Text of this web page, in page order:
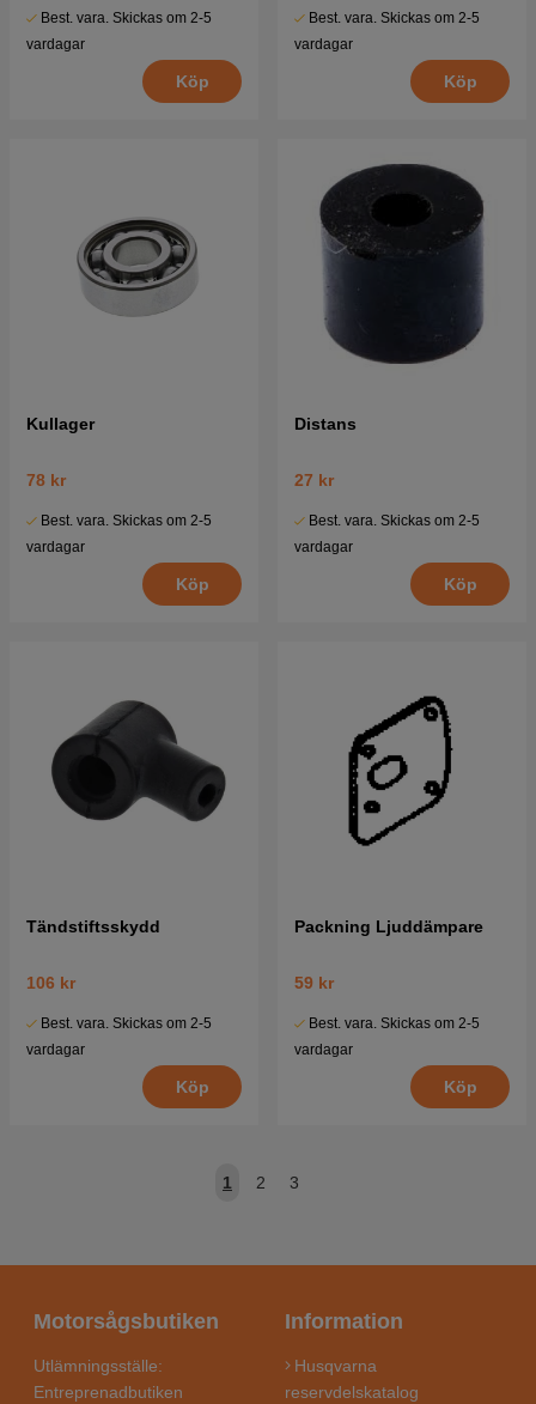
Best. vara. Skickas om 2-5
vardagar
Köp
Best. vara. Skickas om 2-5
vardagar
Köp
Kullager
78 kr
Best. vara. Skickas om 2-5
vardagar
Köp
Distans
27 kr
Best. vara. Skickas om 2-5
vardagar
Köp
Tändstiftsskydd
106 kr
Best. vara. Skickas om 2-5
vardagar
Köp
Packning Ljuddämpare
59 kr
Best. vara. Skickas om 2-5
vardagar
Köp
1 2 3
Motorsågsbutiken
Utlämningsställe:
Entreprenadbutiken
Information
Husqvarna
reservdelskatalog